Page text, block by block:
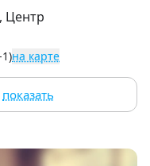
Центр
на карте
показать